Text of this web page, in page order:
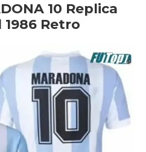
10 Replica
Retro